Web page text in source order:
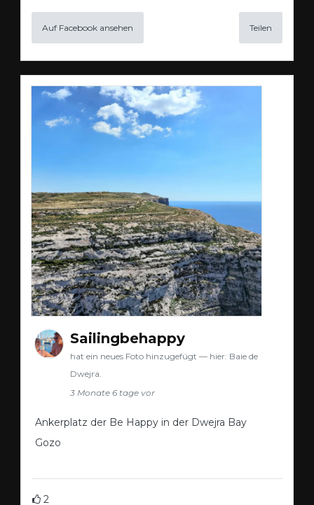
Auf Facebook ansehen Teilen
Sailingbehappy
hat ein neues Foto hinzugefügt — hier: Baie de
Dwejra.
3 Monate 6 tage vor
Ankerplatz der Be Happy in der Dwejra Bay
Gozo
2